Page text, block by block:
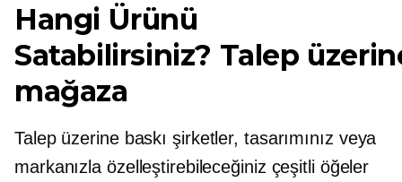
Hangi Ürünü
Satabilirsiniz? Talep
mağaza
Talep üzerine baskı şirketler, tasarımınız veya
markanızla özelleştirebileceğiniz çeşitli öğeler